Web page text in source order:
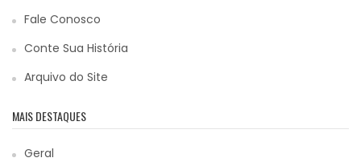
Fale Conosco
Conte Sua História
Arquivo do Site
MAIS DESTAQUES
Geral